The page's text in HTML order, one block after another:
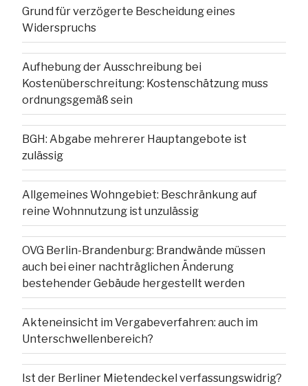
Grund für verzögerte Bescheidung eines
Widerspruchs
Aufhebung der Ausschreibung bei
Kostenüberschreitung: Kostenschätzung muss
ordnungsgemäß sein
BGH: Abgabe mehrerer Hauptangebote ist
zulässig
Allgemeines Wohngebiet: Beschränkung auf
reine Wohnnutzung ist unzulässig
OVG Berlin-Brandenburg: Brandwände müssen
auch bei einer nachträglichen Änderung
bestehender Gebäude hergestellt werden
Akteneinsicht im Vergabeverfahren: auch im
Unterschwellenbereich?
Ist der Berliner Mietendeckel verfassungswidrig?